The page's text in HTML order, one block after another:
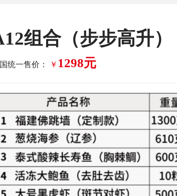
A12组合（步步高升）
1298元